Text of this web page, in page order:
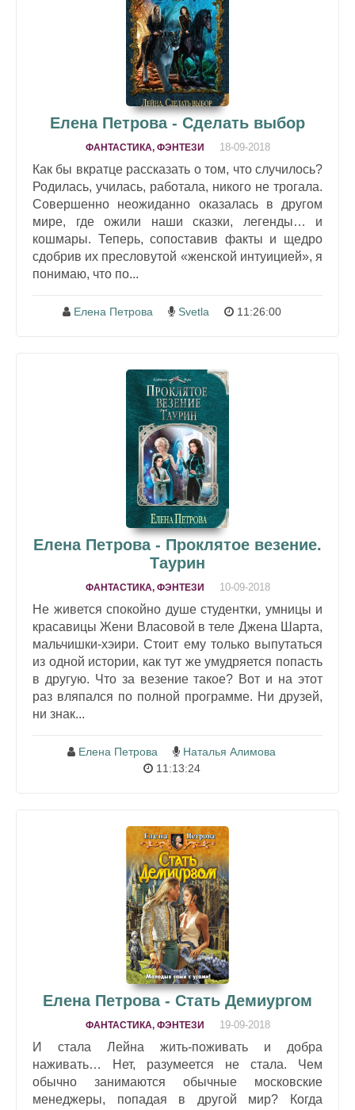
Елена Петрова - Сделать выбор
ФАНТАСТИКА, ФЭНТЕЗИ 18-09-2018
Как бы вкратце рассказать о том, что случилось?
Родилась, училась, работала, никого не трогала.
Совершенно неожиданно оказалась в другом
мире, где ожили наши сказки, легенды… и
кошмары. Теперь, сопоставив факты и щедро
сдобрив их пресловутой «женской интуицией», я
понимаю, что по...
Елена Петрова Svetla 11:26:00
Елена Петрова - Проклятое везение.
Таурин
ФАНТАСТИКА, ФЭНТЕЗИ 10-09-2018
Не живется спокойно душе студентки, умницы и
красавицы Жени Власовой в теле Джена Шарта,
мальчишки-хэири. Стоит ему только выпутаться
из одной истории, как тут же умудряется попасть
в другую. Что за везение такое? Вот и на этот
раз вляпался по полной программе. Ни друзей,
ни знак...
Елена Петрова
Наталья Алимова
11:13:24
Елена Петрова - Стать Демиургом
ФАНТАСТИКА, ФЭНТЕЗИ 19-09-2018
И стала Лейна жить-поживать и добра
наживать… Нет, разумеется не стала. Чем
обычно занимаются обычные московские
менеджеры, попадая в другой мир? Когда